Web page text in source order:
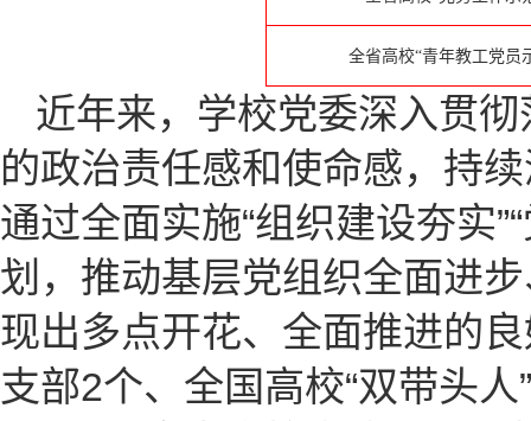
全省高校“青年教工党员
近年来，学校党委深入贯
的政治责任感和使命感，持
通过全面实施“组织建设夯实
划，推动基层党组织全面进
现出多点开花、全面推进的
支部2个、全国高校“双带头